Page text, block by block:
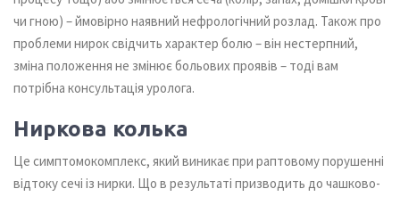
чи гною) – ймовірно наявний нефрологічний розлад. Також про
проблеми нирок свідчить характер болю – він нестерпний,
зміна положення не змінює больових проявів – тоді вам
потрібна консультація уролога.
Ниркова колька
Це симптомокомплекс, який виникає при раптовому порушенні
відтоку сечі із нирки. Що в результаті призводить до чашково-